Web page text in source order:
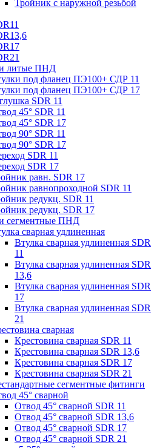
Тройник с наружной резьбой
литые ПНД
под фланец ПЭ100+ СДР 11
под фланец ПЭ100+ СДР 17
SDR 11
45° SDR 11
45° SDR 17
90° SDR 11
90° SDR 17
SDR 11
SDR 17
равн. SDR 17
равнопроходной SDR 11
редукц. SDR 11
редукц. SDR 17
сегментные ПНД
сварная удлиненная
Втулка сварная удлиненная SDR
11
Втулка сварная удлиненная SDR
13,6
Втулка сварная удлиненная SDR
17
Втулка сварная удлиненная SDR
21
сварная
Крестовина сварная SDR 11
Крестовина сварная SDR 13,6
Крестовина сварная SDR 17
Крестовина сварная SDR 21
сегментные фитинги
45° сварной
Отвод 45° сварной SDR 11
Отвод 45° сварной SDR 13,6
Отвод 45° сварной SDR 17
Отвод 45° сварной SDR 21